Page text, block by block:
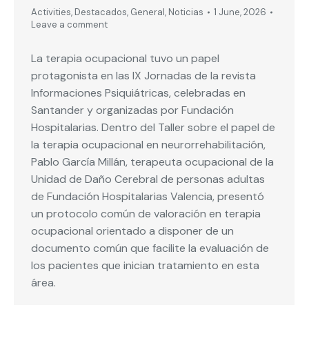
Activities, Destacados, General, Noticias
1 June, 2026
Leave a comment
La terapia ocupacional tuvo un papel
protagonista en las IX Jornadas de la revista
Informaciones Psiquiátricas, celebradas en
Santander y organizadas por Fundación
Hospitalarias. Dentro del Taller sobre el papel de
la terapia ocupacional en neurorrehabilitación,
Pablo García Millán, terapeuta ocupacional de la
Unidad de Daño Cerebral de personas adultas
de Fundación Hospitalarias Valencia, presentó
un protocolo común de valoración en terapia
ocupacional orientado a disponer de un
documento común que facilite la evaluación de
los pacientes que inician tratamiento en esta
área.